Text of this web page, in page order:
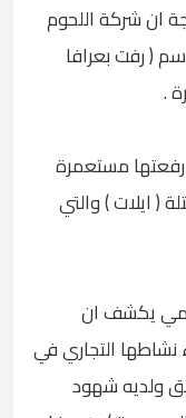
ان شركة اللحوم
( رفت بعرافا
.
مستعمرة
( ايلات ) والتي
يكشف ان
نشاطها التجاري في
ولديه شهود